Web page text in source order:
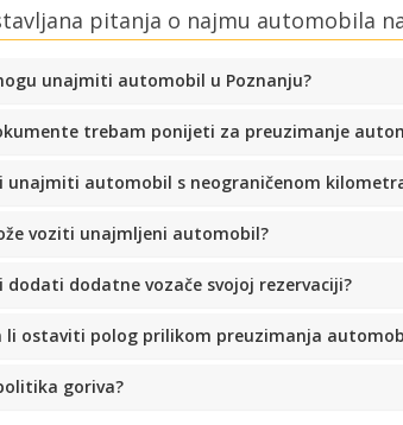
pitanja o najmu automobila
unajmiti automobil u Poznanju?
trebam ponijeti za preuzimanje
unajmiti automobil s neograničenom
voziti unajmljeni automobil?
dodati dodatne vozače svojoj rezervaciji?
li ostaviti polog prilikom preuzimanja
goriva?